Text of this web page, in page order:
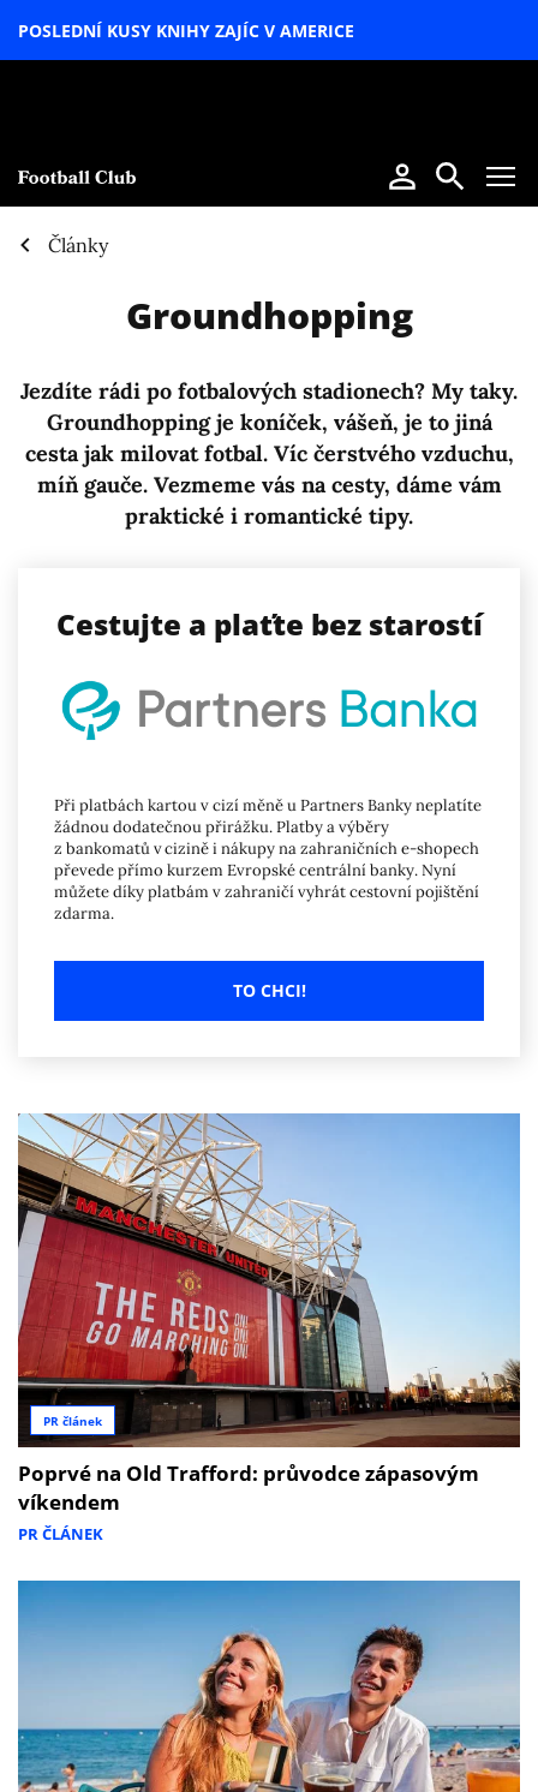
POSLEDNÍ KUSY KNIHY ZAJÍC V AMERICE
Články
Groundhopping
Jezdíte rádi po fotbalových stadionech? My taky.
Groundhopping je koníček, vášeň, je to jiná
cesta jak milovat fotbal. Víc čerstvého vzduchu,
míň gauče. Vezmeme vás na cesty, dáme vám
praktické i romantické tipy.
Cestujte a plaťte bez starostí
Při platbách kartou v cizí měně u Partners Banky neplatíte
žádnou dodatečnou přirážku. Platby a výběry
z bankomatů v cizině i nákupy na zahraničních e-shopech
převede přímo kurzem Evropské centrální banky. Nyní
můžete díky platbám v zahraničí vyhrát cestovní pojištění
zdarma.
TO CHCI!
PR článek
Poprvé na Old Trafford: průvodce zápasovým
víkendem
PR ČLÁNEK